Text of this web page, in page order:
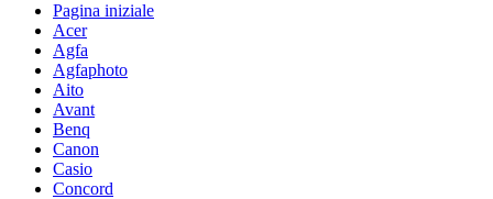
Pagina iniziale
Acer
Agfa
Agfaphoto
Aito
Avant
Benq
Canon
Casio
Concord